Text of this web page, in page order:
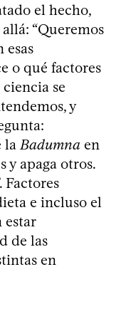
el hecho,
“Queremos
esas
o qué factores
se
y
la Badumna en
y apaga otros.
Factores
e incluso el
estar
de las
en